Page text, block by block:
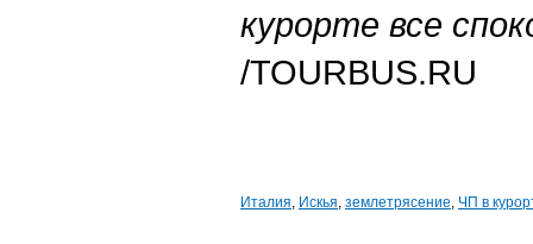
курорте все
/TOURBUS.RU
Италия, Искья, землетрясение, ЧП в